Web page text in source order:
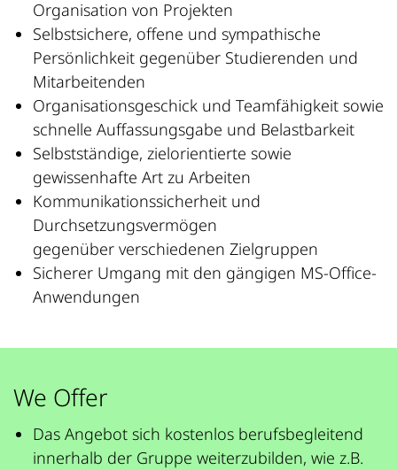
Organisation von Projekten
Selbstsichere, offene und sympathische
Persönlichkeit gegenüber Studierenden und
Mitarbeitenden
Organisationsgeschick und Teamfähigkeit sowie
schnelle Auffassungsgabe und Belastbarkeit
Selbstständige, zielorientierte sowie
gewissenhafte Art zu Arbeiten
Kommunikationssicherheit und
Durchsetzungsvermögen
gegenüber verschiedenen Zielgruppen
Sicherer Umgang mit den gängigen MS-Office-
Anwendungen
We Offer
Das Angebot sich kostenlos berufsbegleitend
innerhalb der Gruppe weiterzubilden, wie z.B.